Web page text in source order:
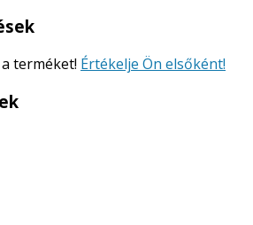
terméket! Értékelje Ön elsőként!